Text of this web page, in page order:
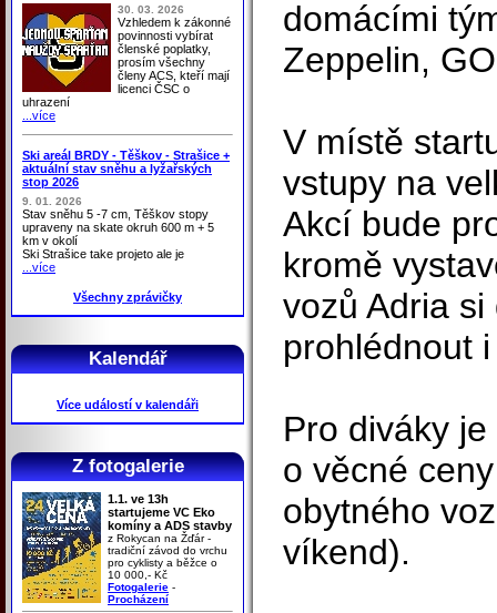
30. 03. 2026
Vzhledem k zákonné
povinnosti vybírat
členské poplatky,
prosím všechny
členy ACS, kteří mají
licenci ČSC o
uhrazení
...více
Ski areál BRDY - Těškov - Strašice +
aktuální stav sněhu a lyžařských
stop 2026
9. 01. 2026
Stav sněhu 5 -7 cm, Těškov stopy
upraveny na skate okruh 600 m + 5
km v okolí
Ski Strašice take projeto ale je
...více
Všechny zprávičky
Kalendář
Více událostí v kalendáři
Z fotogalerie
1.1. ve 13h
startujeme VC Eko
komíny a ADS stavby
z Rokycan na Žďár -
tradiční závod do vrchu
pro cyklisty a běžce o
10 000,- Kč
Fotogalerie -
Procházení
domácími
Zeppelin,
V místě
vstupy na
Akcí bude
kromě
vozů Adria
prohlédnout
Pro diváky
o věcné
obytného
víkend).